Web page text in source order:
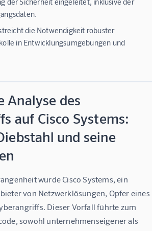
die Notwendigkeit robuster
in Entwicklungsumgebungen und
Analyse des
auf Cisco Systems:
und seine
wurde Cisco Systems, ein
von Netzwerklösungen, Opfer eines
Dieser Vorfall führte zum
sowohl unternehmenseigener als